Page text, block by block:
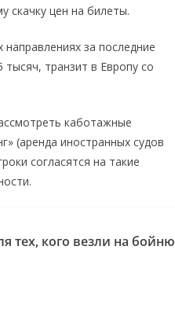
скачку цен на билеты.
за последние
транзит в Европу со
каботажные
(аренда иностранных судов
согласятся на такие
тех, кого везли на бойню